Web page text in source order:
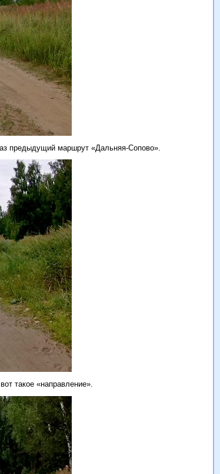
предыдущий маршрут «Дальняя-Сопово».
такое «направление».